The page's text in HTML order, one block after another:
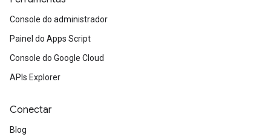
Console do administrador
Painel do Apps Script
Console do Google Cloud
APIs Explorer
Conectar
Blog